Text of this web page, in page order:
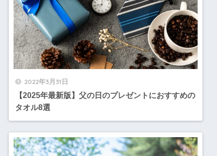
2022年3月31日
【2025年最新版】父の日のプレゼントにおすすめの
タオル8選